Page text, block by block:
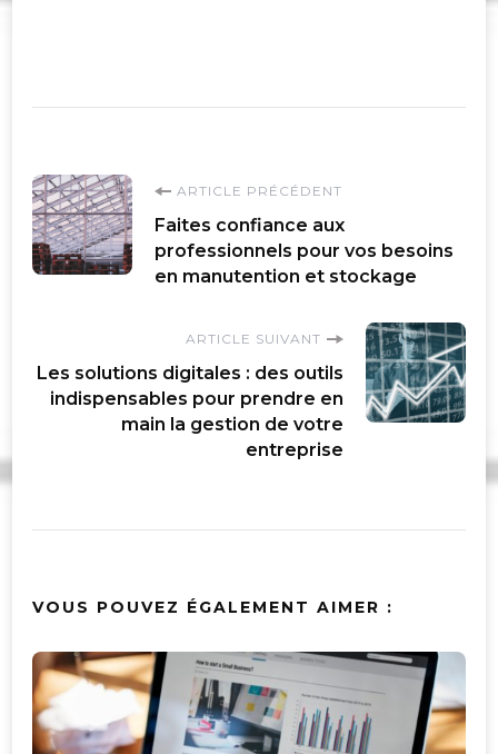
Navigation
d'article
ARTICLE PRÉCÉDENT
Faites confiance aux
professionnels pour vos besoins
en manutention et stockage
ARTICLE SUIVANT
Les solutions digitales : des outils
indispensables pour prendre en
main la gestion de votre
entreprise
VOUS POUVEZ ÉGALEMENT AIMER :